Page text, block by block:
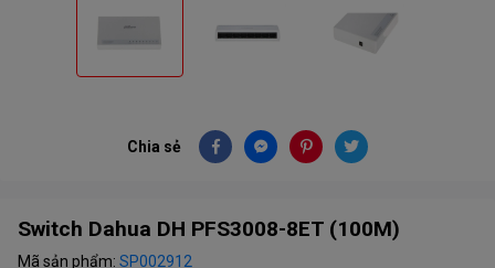
Chia sẻ
Switch Dahua DH PFS3008-8ET (100M)
Mã sản phẩm: SP002912